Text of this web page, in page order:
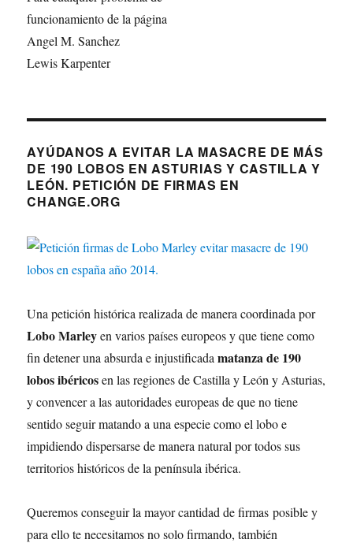
funcionamiento de la página
Angel M. Sanchez
Lewis Karpenter
AYÚDANOS A EVITAR LA MASACRE DE MÁS
DE 190 LOBOS EN ASTURIAS Y CASTILLA Y
LEÓN. PETICIÓN DE FIRMAS EN
CHANGE.ORG
Una petición histórica realizada de manera coordinada por
Lobo Marleyen varios países europeos y que tiene como
fin detener una absurda e injustificadamatanza de 190
lobos ibéricosen las regiones de Castilla y León y Asturias,
y convencer a las autoridades europeas de que no tiene
sentido seguir matando a una especie como el lobo e
impidiendo dispersarse de manera natural por todos sus
territorios históricos de la península ibérica.
Queremos conseguir la mayor cantidad de firmas posible y
para ello te necesitamos no solo firmando, también